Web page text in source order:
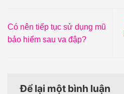
Có nên tiếp tục sử dụng mũ
bảo hiểm sau va đập?
Để lại một bình luận